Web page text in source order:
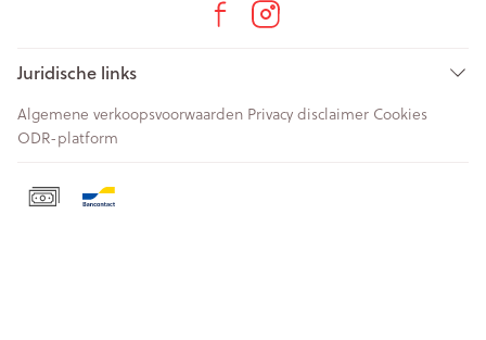
Juridische links
Algemene verkoopsvoorwaarden Privacy disclaimer Cookies
ODR-platform